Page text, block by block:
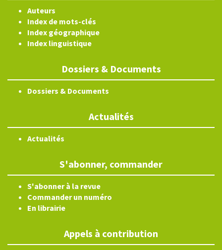
Auteurs
Index de mots-clés
Index géographique
Index linguistique
Dossiers & Documents
Dossiers & Documents
Actualités
Actualités
S'abonner, commander
S'abonner à la revue
Commander un numéro
En librairie
Appels à contribution